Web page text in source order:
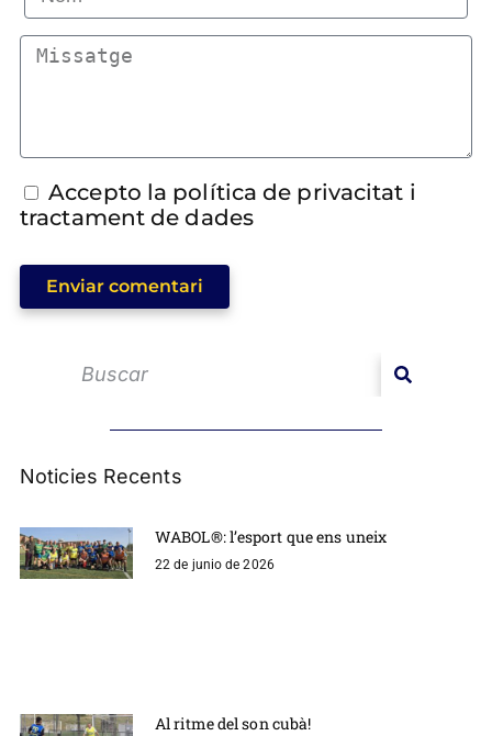
Accepto la política de privacitat i
tractament de dades
Enviar comentari
Noticies Recents
WABOL®: l’esport que ens uneix
22 de junio de 2026
Al ritme del son cubà!